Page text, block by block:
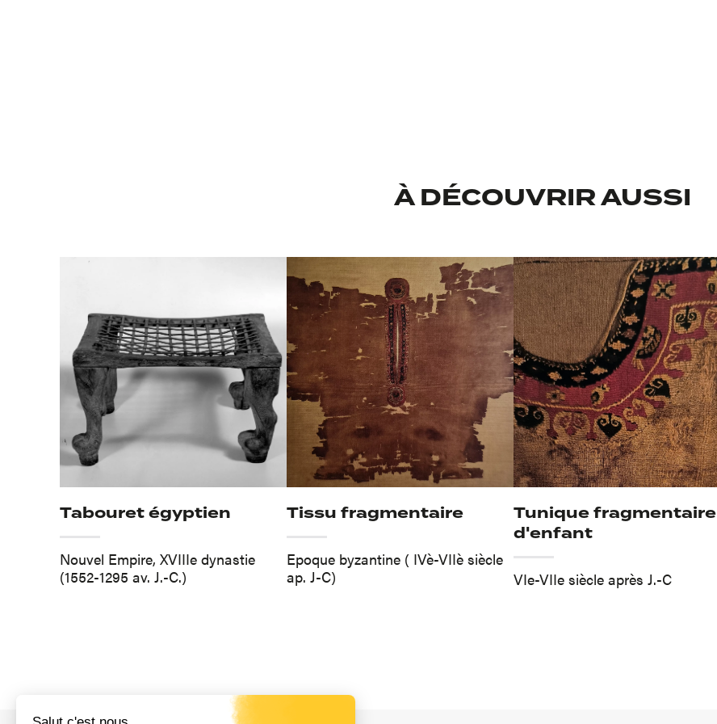
À DÉCOUVRIR AUSSI
Tabouret égyptien
Nouvel Empire, XVIIIe dynastie
(1552-1295 av. J.-C.)
Tissu fragmentaire
Epoque byzantine ( IVè-VIIè siècle
ap. J-C)
Tunique fragmentaire
d'enfant
VIe-VIIe siècle après J.-C